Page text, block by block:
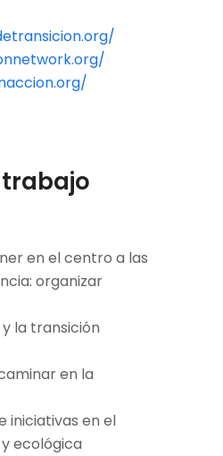
en el centro a las
organizar
la transición
en la
iniciativas en el
ecológica